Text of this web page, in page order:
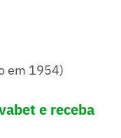
em 1954)
e receba